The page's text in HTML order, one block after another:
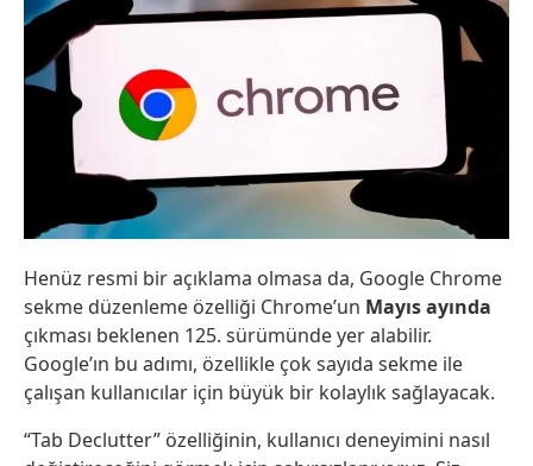
Henüz resmi bir açıklama olmasa da, Google Chrome
sekme düzenleme özelliği Chrome’un Mayıs ayında
çıkması beklenen 125. sürümünde yer alabilir.
Google’ın bu adımı, özellikle çok sayıda sekme ile
çalışan kullanıcılar için büyük bir kolaylık sağlayacak.
“Tab Declutter” özelliğinin, kullanıcı deneyimini nasıl